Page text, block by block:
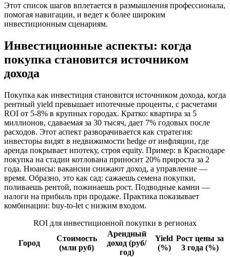
Этот список шагов вплетается в размышления профессионала,
помогая навигации, и ведет к более широким
инвестиционным сценариям.
Инвестиционные аспекты: когда
покупка становится источником
дохода
Покупка как инвестиция становится источником дохода, когда
рентный yield превышает ипотечные проценты, с расчетами
ROI от 5-8% в крупных городах. Кратко: квартира за 5
миллионов, сдаваемая за 30 тысяч, дает 7% годовых после
расходов. Этот аспект разворачивается как стратегия:
инвесторы видят в недвижимости hedge от инфляции, где
аренда покрывает ипотеку, строя equity. Пример: в Краснодаре
покупка на стадии котлована приносит 20% прироста за 2
года. Нюансы: вакансии снижают доход, а управление —
время. Образно, это как сад: сажаешь семена покупки,
поливаешь рентой, пожинаешь рост. Подводные камни —
налоги на прибыль при продаже. Практика показывает
комбинации: buy-to-let с низким входом.
ROI для инвестиционной покупки в регионах
Город
Стоимость
(млн руб)
Арендный
доход (руб/
год)
Yield
(%)
Рост цены за
3 года (%)